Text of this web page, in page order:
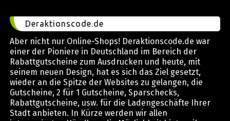
Deraktionscode.de
Aber nicht nur Online-Shops! Deraktionscode.de war
einer der Pioniere in Deutschland im Bereich der
Rabattgutscheine zum Ausdrucken und heute, mit
seinem neuen Design, hat es sich das Ziel gesetzt,
wieder an die Spitze der Websites zu gelangen, die
Gutscheine, 2 für 1 Gutscheine, Sparschecks,
Rabattgutscheine, usw. für die Ladengeschäfte Ihrer
Stadt anbieten. In Kürze werden wir allen